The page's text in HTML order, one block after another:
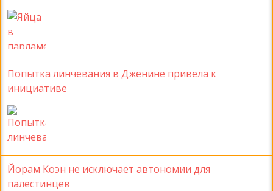
Попытка линчевания в Дженине привела к
инициативе
Йорам Коэн не исключает автономии для
палестинцев